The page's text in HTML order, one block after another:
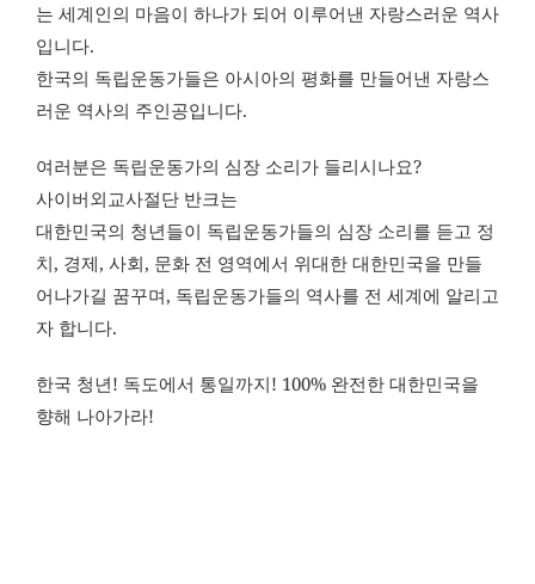
는 세계인의 마음이 하나가 되어 이루어낸 자랑스러운 역사
입니다.
한국의 독립운동가들은 아시아의 평화를 만들어낸 자랑스
러운 역사의 주인공입니다.
여러분은 독립운동가의 심장 소리가 들리시나요?
사이버외교사절단 반크는
대한민국의 청년들이 독립운동가들의 심장 소리를 듣고 정
치, 경제, 사회, 문화 전 영역에서 위대한 대한민국을 만들
어나가길 꿈꾸며, 독립운동가들의 역사를 전 세계에 알리고
자 합니다.
한국 청년! 독도에서 통일까지! 100% 완전한 대한민국을
향해 나아가라!